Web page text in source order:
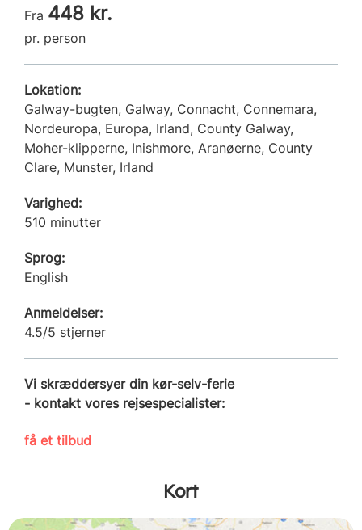
Fra 448 kr.
pr. person
Lokation:
Galway-bugten, Galway, Connacht, Connemara,
Nordeuropa, Europa, Irland, County Galway,
Moher-klipperne, Inishmore, Aranøerne, County
Clare, Munster, Irland
Varighed:
510 minutter
Sprog:
English
Anmeldelser:
4.5/5 stjerner
Vi skræddersyer din kør-selv-ferie
- kontakt vores rejsespecialister:
få et tilbud
Kort